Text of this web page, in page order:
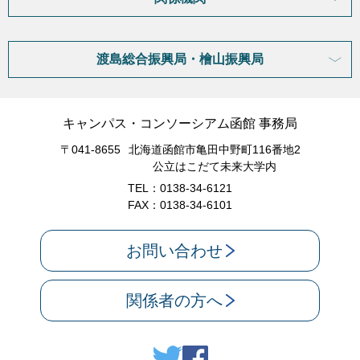
渡島総合振興局・檜山振興局
キャンパス・コンソーシアム函館 事務局
〒041-8655
北海道函館市亀田中野町116番地2
公立はこだて未来大学内
TEL：0138-34-6121
FAX：0138-34-6101
お問い合わせ
関係者の方へ